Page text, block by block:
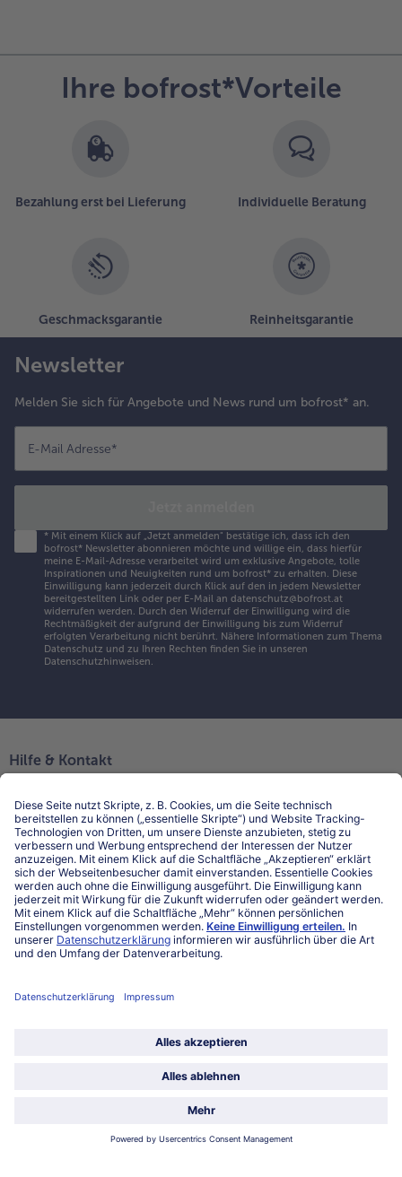
Ihre bofrost*Vorteile
Bezahlung erst bei Lieferung Individuelle Beratung
Geschmacksgarantie Reinheitsgarantie
Newsletter
Melden Sie sich für Angebote und News rund um bofrost* an.
E-Mail Adresse*
* Mit einem Klick auf „Jetzt anmelden" bestätige ich, dass ich den
bofrost* Newsletter abonnieren möchte und willige ein, dass hierfür
meine E-Mail-Adresse verarbeitet wird um exklusive Angebote, tolle
Inspirationen und Neuigkeiten rund um bofrost* zu erhalten. Diese
Einwilligung kann jederzeit durch Klick auf den in jedem Newsletter
bereitgestellten Link oder per E-Mail an datenschutz@bofrost.at
widerrufen werden. Durch den Widerruf der Einwilligung wird die
Rechtmäßigkeit der aufgrund der Einwilligung bis zum Widerruf
erfolgten Verarbeitung nicht berührt. Nähere Informationen zum Thema
Datenschutz und zu Ihren Rechten finden Sie in unseren
Datenschutzhinweisen.
Hilfe & Kontakt
Kontakt
FAQ
Service
Unternehmen